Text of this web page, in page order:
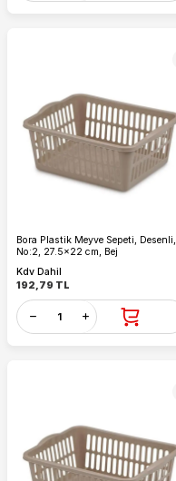
Bora Plastik Meyve Sepeti, Desenli,
No:2, 27.5x22 cm, Bej
Kdv Dahil
192,79 TL